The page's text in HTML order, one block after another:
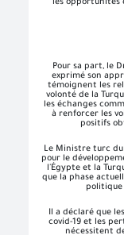
les opportunités
Pour sa part, le
exprimé son
témoignent les
volonté de la
les échanges
à renforcer les
positifs
Le Ministre turc
pour le
l'Égypte et la
que la phase
politique
Il a déclaré que
covid-19 et les
nécessitent